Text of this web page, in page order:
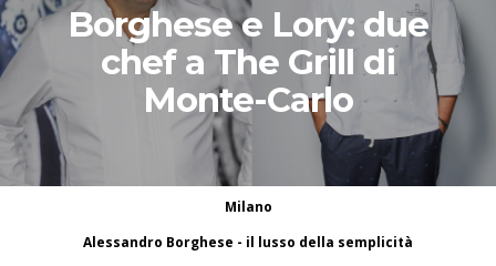
Borghese e Lory: due
chef a The Grill di
Monte-Carlo
Milano
Alessandro Borghese - il lusso della semplicità